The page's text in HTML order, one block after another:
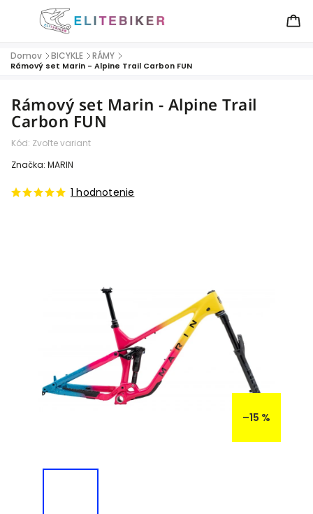
Domov / BICYKLE / RÁMY /
Rámový set Marin - Alpine Trail Carbon FUN
Rámový set Marin - Alpine Trail
Carbon FUN
Kód: Zvoľte variant
1 hodnotenie
Značka: MARIN
–15 %